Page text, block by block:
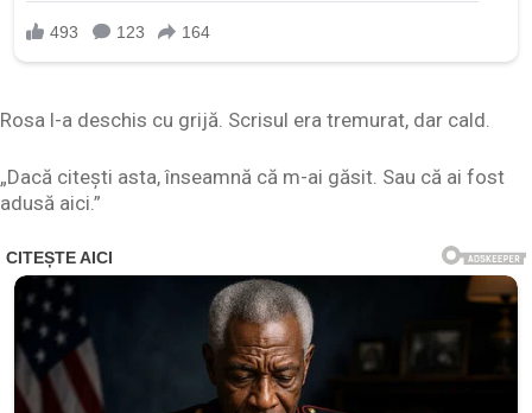
Rosa l-a deschis cu grijă. Scrisul era tremurat, dar cald.
„Dacă citești asta, înseamnă că m-ai găsit. Sau că ai fost
adusă aici.”